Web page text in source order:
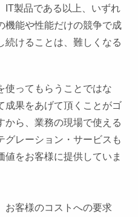
IT製品である以上、いずれ
機能や性能だけの競争で成
続けることは、難しくなる
使ってもらうことではな
成果をあげて頂くことがゴ
から、業務の現場で使える
グレーション・サービスも
をお客様に提供していま
お客様のコストへの要求